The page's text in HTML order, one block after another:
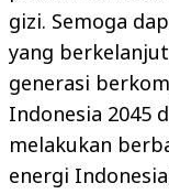
gizi. Semoga
yang
generasi
Indonesia 2045
melakukan
energi